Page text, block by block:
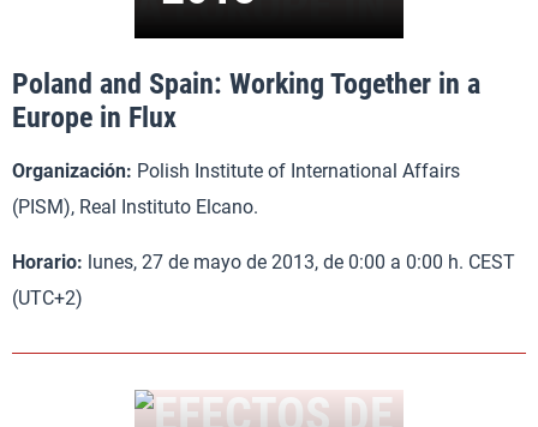
Poland and Spain: Working Together in a
Europe in Flux
Organización: Polish Institute of International Affairs
(PISM), Real Instituto Elcano.
Horario: lunes, 27 de mayo de 2013, de 0:00 a 0:00 h. CEST
(UTC+2)